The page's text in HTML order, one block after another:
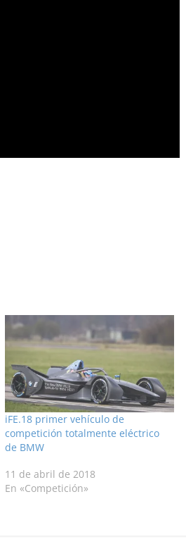
iFE.18 primer vehículo de
competición totalmente eléctrico
de BMW
11 de abril de 2018
En «Competición»